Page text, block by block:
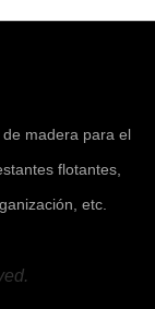
madera para el
flotantes,
etc.